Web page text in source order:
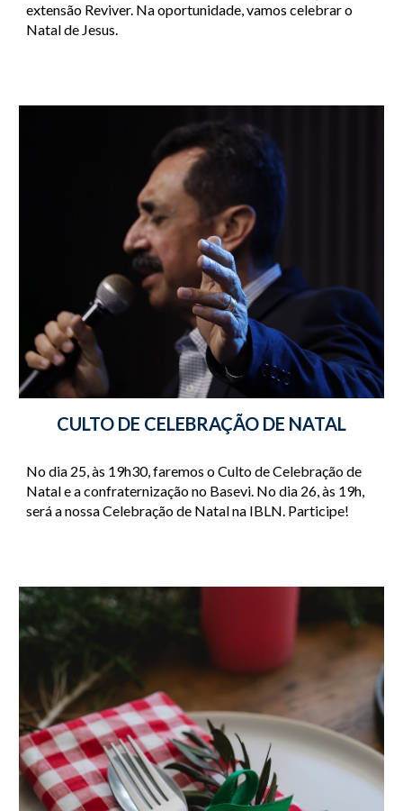
extensão Reviver. Na oportunidade, vamos celebrar o
Natal de Jesus.
CULTO DE CELEBRAÇÃO DE NATAL
No dia 25, às 19h30, faremos o Culto de Celebração de
Natal e a confraternização no Basevi. No dia 26, às 19h,
será a nossa Celebração de Natal na IBLN. Participe!